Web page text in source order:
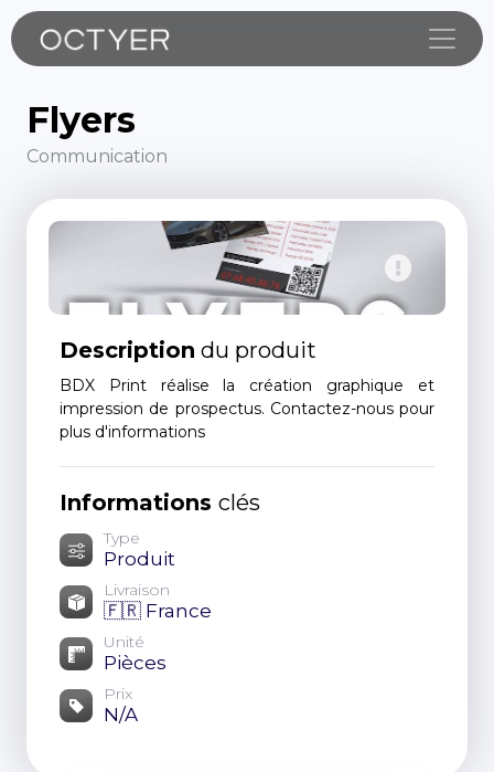
Flyers
Communication
Description du produit
BDX Print réalise la création graphique et
impression de prospectus. Contactez-nous pour
plus d'informations
Informations clés
Type
Produit
Livraison
🇫🇷 France
Unité
Pièces
Prix
N/A